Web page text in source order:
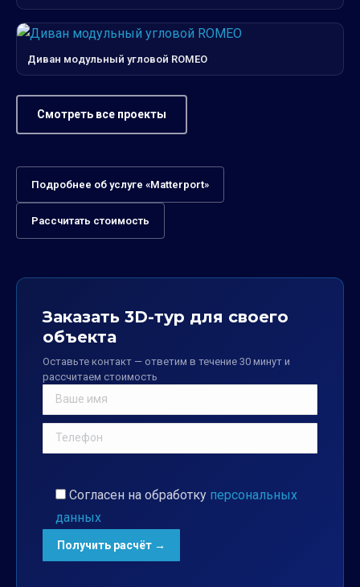
Диван модульный угловой ROMEO
Смотреть все проекты
Подробнее об услуге «Matterport»
Рассчитать стоимость
Заказать 3D-тур для своего
объекта
Оставьте контакт — ответим в течение 30 минут и
рассчитаем стоимость
Согласен на обработку персональных
данных